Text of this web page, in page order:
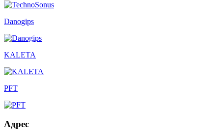
Danogips
KALETA
PFT
Адрес